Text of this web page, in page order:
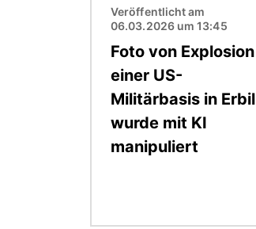
Veröffentlicht am
06.03.2026 um 13:45
Foto von Explosion
einer US-
Militärbasis in Erbil
wurde mit KI
manipuliert